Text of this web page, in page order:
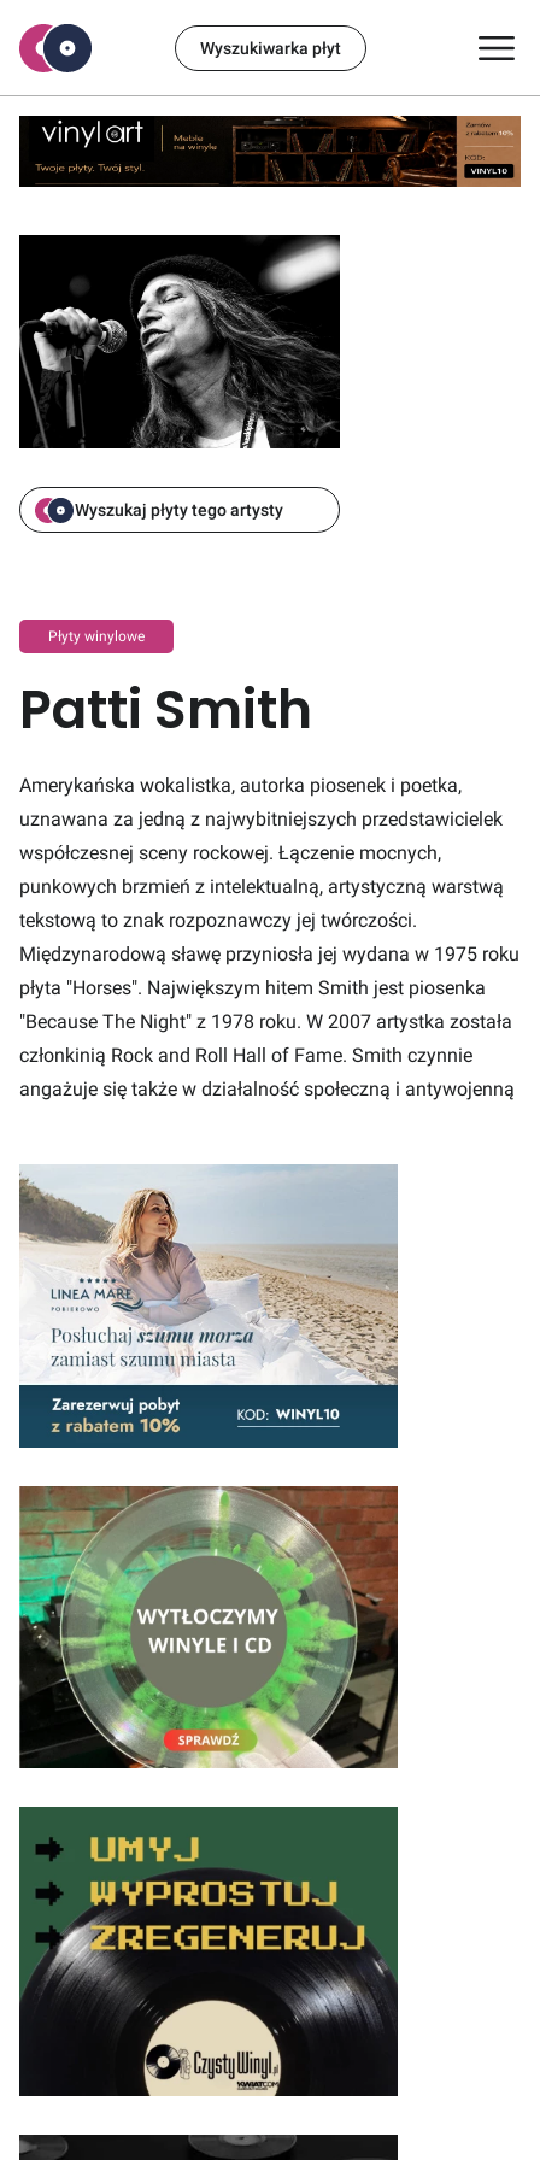
Wyszukiwarka płyt
Wyszukaj płyty tego artysty
Płyty winylowe
Patti Smith
Amerykańska wokalistka, autorka piosenek i poetka,
uznawana za jedną z najwybitniejszych przedstawicielek
współczesnej sceny rockowej. Łączenie mocnych,
punkowych brzmień z intelektualną, artystyczną warstwą
tekstową to znak rozpoznawczy jej twórczości.
Międzynarodową sławę przyniosła jej wydana w 1975 roku
płyta "Horses". Największym hitem Smith jest piosenka
"Because The Night" z 1978 roku. W 2007 artystka została
członkinią Rock and Roll Hall of Fame. Smith czynnie
angażuje się także w działalność społeczną i antywojenną